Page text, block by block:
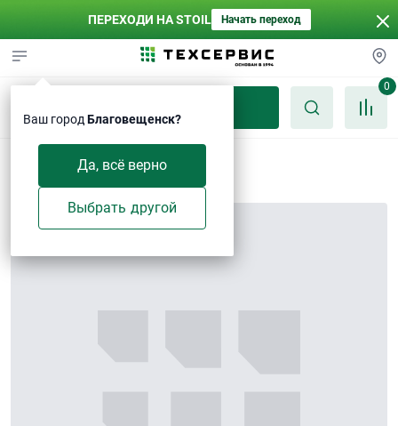
ПЕРЕХОДИ НА STOIL Начать переход
Ваш город Благовещенск?
Да, всё верно
Выбрать другой
0
Шайба 5-Zn